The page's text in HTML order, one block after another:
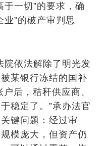
于一切”的要求，确
业”的破产审判思
院依法解除了明光发
某银行冻结的国补
后，秸秆供应商、
稳定了。”承办法官
键问题：经过审
模庞大，但资产仍